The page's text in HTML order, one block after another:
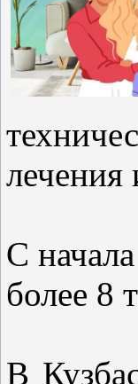
лечения
С
более 8
В